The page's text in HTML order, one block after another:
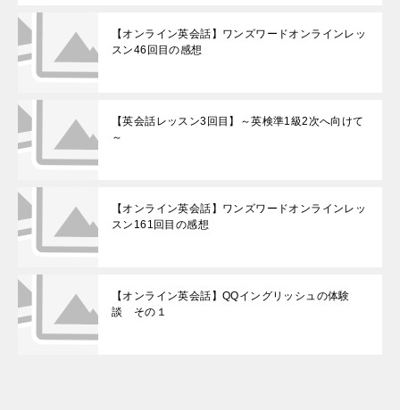
【オンライン英会話】ワンズワードオンラインレッ
スン46回目の感想
【英会話レッスン3回目】～英検準1級2次へ向けて
～
【オンライン英会話】ワンズワードオンラインレッ
スン161回目の感想
【オンライン英会話】QQイングリッシュの体験
談 その１